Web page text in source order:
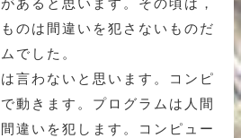
あると思います。その頃は，
のは間違いを犯さないものだ
でした。
言わないと思います。コンピ
動きます。プログラムは人間
違いを犯します。コンピュー